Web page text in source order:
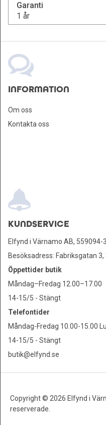
Garanti
1 år
INFORMATION
Om oss
Kontakta oss
KUNDSERVICE
Elfynd i Värnamo AB, 559094-
Besöksadress: Fabriksgatan
Öppettider butik
Måndag–Fredag 12.00–17.00
14-15/5 - Stängt
Telefontider
Måndag-Fredag 10.00-15.00
14-15/5 - Stängt
butik@elfynd.se
Copyright © 2026 Elfynd i
reserverade.